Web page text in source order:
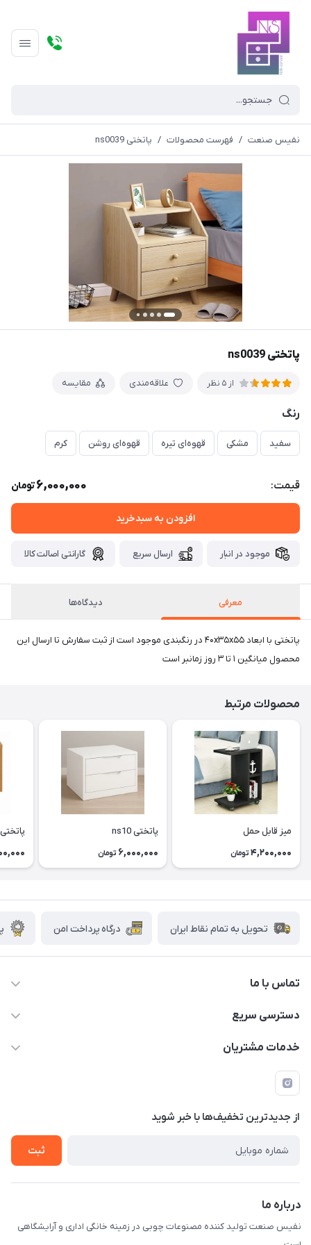
نفیس صنعت / فهرست محصولات / پاتختی ns0039
پاتختی ns0039
از 5 نظر علاقه‌مندی مقایسه
رنگ
سفید مشکی قهوه‌ای تیره قهوه‌ای روشن کرم
قیمت: 6,000,000تومان
افزودن به سبدخرید
موجود در انبار ارسال سریع گارانتی اصالت کالا
معرفی دیدگاه‌ها
پاتختی با ابعاد ۴۰x۳۵x۵۵ در رنگبندی موجود است از ثبت سفارش تا ارسال این
محصول میانگین ۱ تا ۳ روز زمانبر است
محصولات مرتبط
میز قابل حمل
4,200,000 تومان
پاتختی ns10
6,000,000 تومان
تحویل به تمام نقاط ایران درگاه پرداخت امن
تماس با ما
دسترسی سریع
حساب کاربری
درباره ما
تماس با ما
خدمات مشتریان
قوانین و مقررات
راهنمای خرید
از جدید‌ترین تخفیف‌ها با‌ خبر شوید
ثبت
درباره ما
نفیس صنعت تولید کننده مصنوعات چوبی در زمینه خانگی اداری و آرایشگاهی